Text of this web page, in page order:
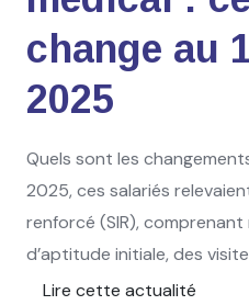
change au
2025
Quels sont les
2025, ces salariés
renforcé (SIR),
d’aptitude initiale, des
Lire cette actualité